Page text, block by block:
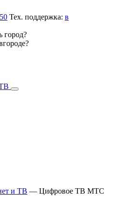
Тех. поддержка: в
город?
?
и ТВ — Цифровое ТВ МТС